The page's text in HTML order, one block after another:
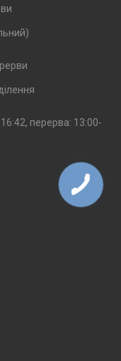
перерва: 13:00-